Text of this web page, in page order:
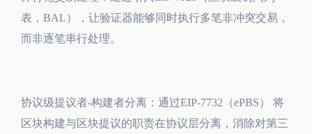
表，BAL），让验证器能够同时执行多笔非冲突交易，
而非逐笔串行处理。
协议级提议者-构建者分离：通过EIP-7732（ePBS） 将
区块构建与区块提议的职责在协议层分离，消除对第三